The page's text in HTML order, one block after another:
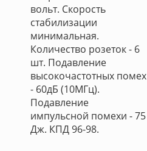
вольт. Скорость
стабилизации
минимальная.
Количество розеток - 6
шт. Подавление
высокочастотных помех
- 60дБ (10МГц).
Подавление
импульсной помехи - 75
Дж. КПД 96-98.